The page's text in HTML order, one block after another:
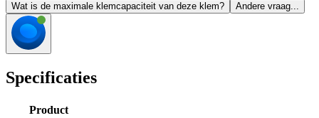
Wat is de maximale klemcapaciteit van deze klem?
Andere vraag...
Specificaties
Product